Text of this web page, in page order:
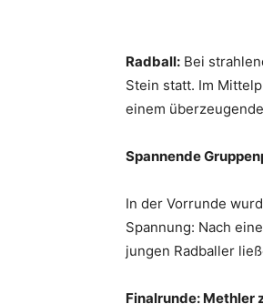
Radball: Bei
Stein statt. Im
einem
Spannende
In der Vorrunde
Spannung: Nach
jungen Radballer
Finalrunde: Methler